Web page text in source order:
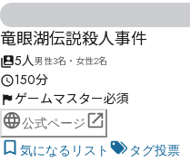
竜眼湖伝説殺人事件
5人男性3名・女性2名
150分
ゲームマスター必須
公式ページ
気になるリスト
タグ投票